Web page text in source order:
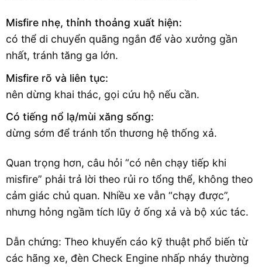
Misfire nhẹ, thỉnh thoảng xuất hiện:
có thể di chuyển quãng ngắn để vào xưởng gần
nhất, tránh tăng ga lớn.
Misfire rõ và liên tục:
nên dừng khai thác, gọi cứu hộ nếu cần.
Có tiếng nổ lạ/mùi xăng sống:
dừng sớm để tránh tổn thương hệ thống xả.
Quan trọng hơn, câu hỏi “có nên chạy tiếp khi
misfire” phải trả lời theo rủi ro tổng thể, không theo
cảm giác chủ quan. Nhiều xe vẫn “chạy được”,
nhưng hỏng ngầm tích lũy ở ống xả và bộ xúc tác.
Dẫn chứng: Theo khuyến cáo kỹ thuật phổ biến từ
các hãng xe, đèn Check Engine nhấp nháy thường